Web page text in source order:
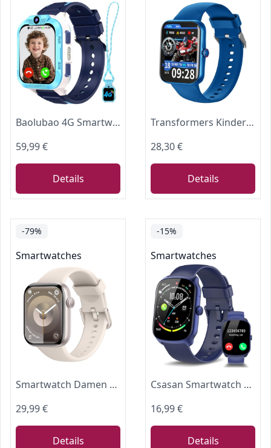
Baolubao 4G Smartwatch Kinder mit GPS und Telefon, SOS-Taste, Schulmodus
59,99 €
Details
Transformers Kinder Smartwatch Telefonuhr Sport Fitness für Kinder, Blau
28,30 €
Details
-79%
Smartwatches
Smartwatch Damen Herren, 1,85" HD Touch Fitnessuhr mit Telefonfunktion, 140+Sportmodi Smart Watch Fitness Tracker mit Pulsmesser Schlafmonitor Schrittzähler, IP68 Wasserdicht Sportuhr Starlight
29,99 €
Details
-15%
Smartwatches
Csasan Smartwatch Damen Herren, 1,95" HD Touchscreen Smart Watch mit Telefonfunktion, 110 Sportmodi Sportuhr, IP68 Wasserdicht Fitnessuhr mit Schrittzähler/Herzfrequenzmonitor/Schlafmonitor, Blau
16,99 €
Details